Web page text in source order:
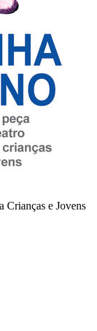
Crianças e Jovens